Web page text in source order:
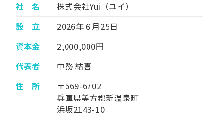
社 名
株式会社Yui（ユイ）
設 立
2026年６月25日
資本金
2,000,000円
代表者
中務 結喜
住 所
〒669-6702
兵庫県美方郡新温泉町
浜坂2143-10